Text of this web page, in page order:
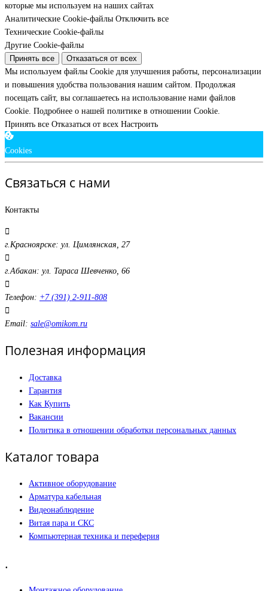
которые мы используем на наших сайтах
Аналитические Cookie-файлы Отключить все
Технические Cookie-файлы
Другие Cookie-файлы
Принять все
Отказаться от всех
Мы используем файлы Cookie для улучшения работы, персонализации
и повышения удобства пользования нашим сайтом. Продолжая
посещать сайт, вы соглашаетесь на использование нами файлов
Cookie. Подробнее о нашей политике в отношении Cookie.
Принять все Отказаться от всех Настроить
Cookies
Связаться с нами
Контакты
г.Красноярске: ул. Цимлянская, 27
г.Абакан: ул. Тараса Шевченко, 66
Телефон: +7 (391) 2-911-808
Email: sale@omikom.ru
Полезная информация
Доставка
Гарантия
Как Купить
Вакансии
Политика в отношении обработки персональных данных
Каталог товара
Активное оборудование
Арматура кабельная
Видеонаблюдение
Витая пара и СКС
Компьютерная техника и переферия
.